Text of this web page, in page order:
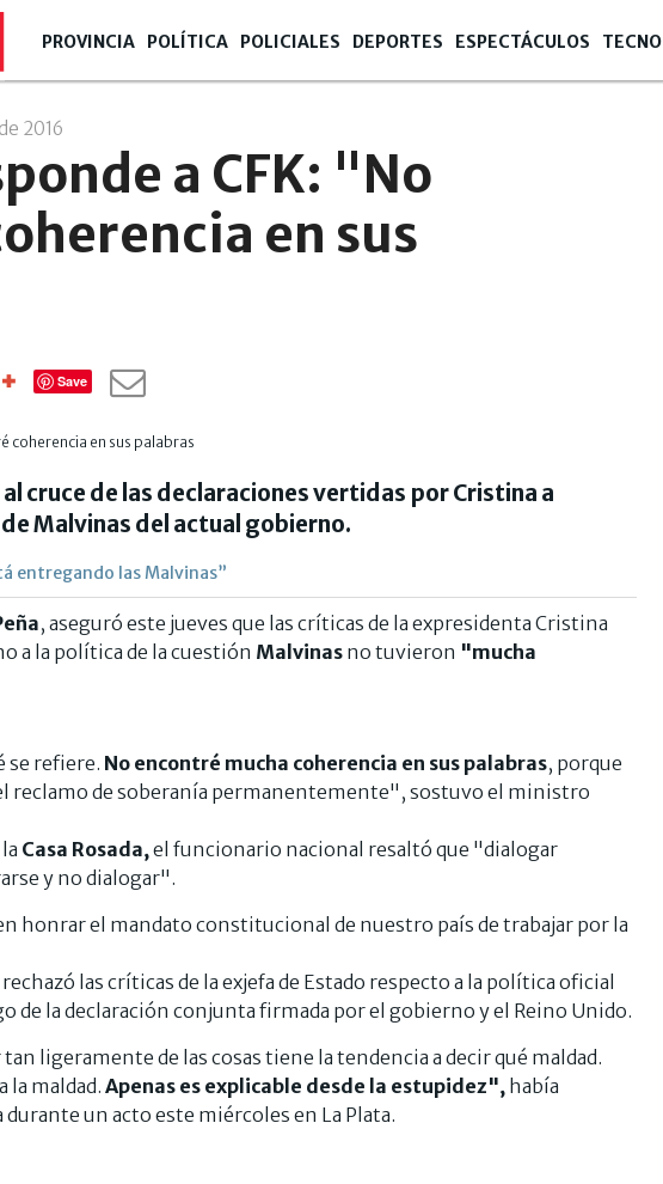
PROVINCIA POLÍTICA POLICIALES DEPORTES ESPECTÁCULOS TECNO
2016
a CFK: "No
en sus
Save
al cruce de las declaraciones vertidas por Cristina a
Malvinas del actual gobierno.
entregando las Malvinas”
, aseguró este jueves que las críticas de la expresidenta Cristina
a la política de la cuestión Malvinas no tuvieron "mucha
se refiere. No encontré mucha coherencia en sus palabras, porque
reclamo de soberanía permanentemente", sostuvo el ministro
Casa Rosada, el funcionario nacional resaltó que "dialogar
y no dialogar".
honrar el mandato constitucional de nuestro país de trabajar por la
las críticas de la exjefa de Estado respecto a la política oficial
de la declaración conjunta firmada por el gobierno y el Reino Unido.
ligeramente de las cosas tiene la tendencia a decir qué maldad.
la maldad.Apenas es explicable desde la estupidez", había
un acto este miércoles en La Plata.